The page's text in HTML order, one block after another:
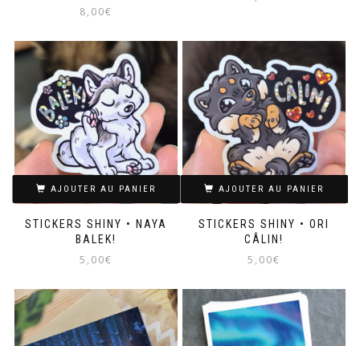
8,00€
STICKERS SHINY • NAYA
BALEK!
5,00€
AJOUTER AU PANIER
STICKERS SHINY • ORI
CÂLIN!
5,00€
AJOUTER AU PANIER